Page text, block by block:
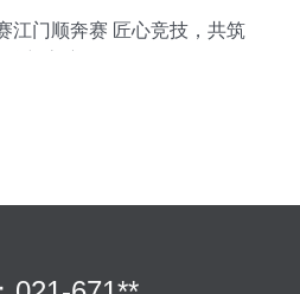
江门顺奔赛 匠心竞技，共筑